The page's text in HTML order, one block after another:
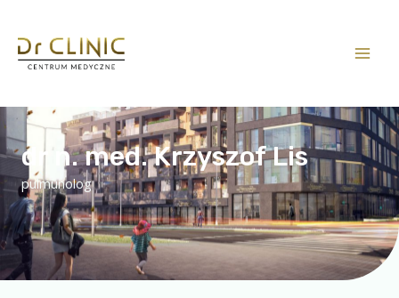
dr n. med. Krzyszof Lis
pulmunolog